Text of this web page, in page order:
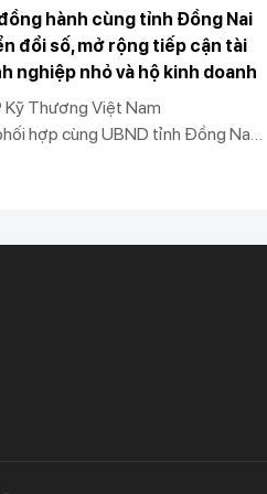
hành cùng tỉnh Đồng Nai
đổi số, mở rộng tiếp cận tài
nghiệp nhỏ và hộ kinh doanh
Kỹ Thương Việt Nam
hợp cùng UBND tỉnh Đồng Nai,
Nai, Sở Tài Chính tỉnh Đồng
Ngân hàng Nhà nước chi nhánh
tổ chức “Hội nghị thúc đẩy chuyển